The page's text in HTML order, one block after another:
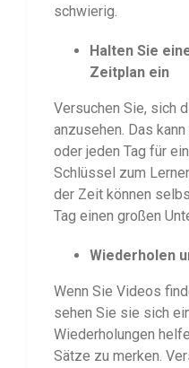
schwierig.
Halten Sie
Zeitplan ein
Versuchen Sie, sich
anzusehen. Das
oder jeden Tag für
Schlüssel zum
der Zeit können
Tag einen großen
Wiederholen
Wenn Sie Videos
sehen Sie sie sich
Wiederholungen
Sätze zu merken.